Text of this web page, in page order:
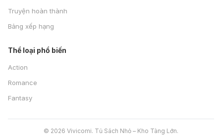
Truyện hoàn thành
Bảng xếp hạng
Thể loại phổ biến
Action
Romance
Fantasy
© 2026 Vivicomi. Tủ Sách Nhỏ – Kho Tàng Lớn.